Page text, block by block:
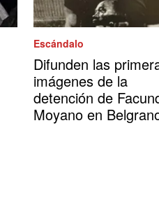
Escándalo
Difunden las
imágenes de la
detención de
Moyano en